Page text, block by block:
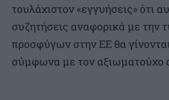
τουλάχιστον «εγγυήσεις» ότι
συζητήσεις αναφορικά με την
προσφύγων στην ΕΕ θα
σύμφωνα με τον αξιωματούχο